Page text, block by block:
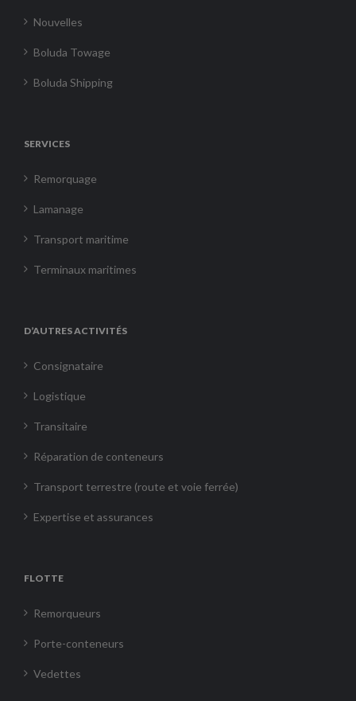
Nouvelles
Boluda Towage
Boluda Shipping
SERVICES
Remorquage
Lamanage
Transport maritime
Terminaux maritimes
D’AUTRES ACTIVITÉS
Consignataire
Logistique
Transitaire
Réparation de conteneurs
Transport terrestre (route et voie ferrée)
Expertise et assurances
FLOTTE
Remorqueurs
Porte-conteneurs
Vedettes